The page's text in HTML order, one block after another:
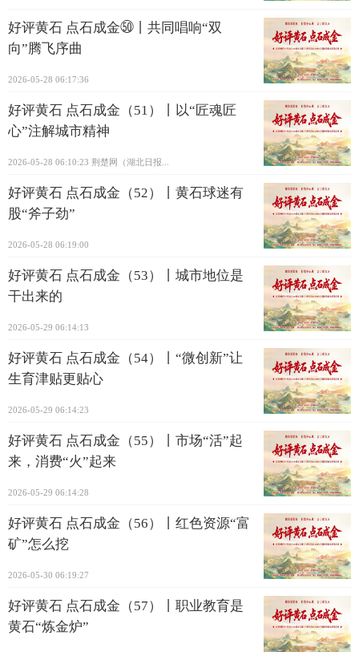
好评黄石 点石成金㊿丨共同唱响“双
向”腾飞序曲
2026-05-28 06:17:36
好评黄石 点石成金（51）丨以“匠魂匠
心”注解城市精神
2026-05-28 06:10:23 荆楚网（湖北日报...
好评黄石 点石成金（52）丨黄石球迷有
股“斧子劲”
2026-05-28 06:19:00
好评黄石 点石成金（53）丨城市地位是
干出来的
2026-05-29 06:14:13
好评黄石 点石成金（54）丨“微创新”让
生育津贴更贴心
2026-05-29 06:14:23
好评黄石 点石成金（55）丨市场“活”起
来，消费“火”起来
2026-05-29 06:14:28
好评黄石 点石成金（56）丨红色资源“富
矿”怎么挖
2026-05-30 06:19:27
好评黄石 点石成金（57）丨职业教育是
黄石“炼金炉”